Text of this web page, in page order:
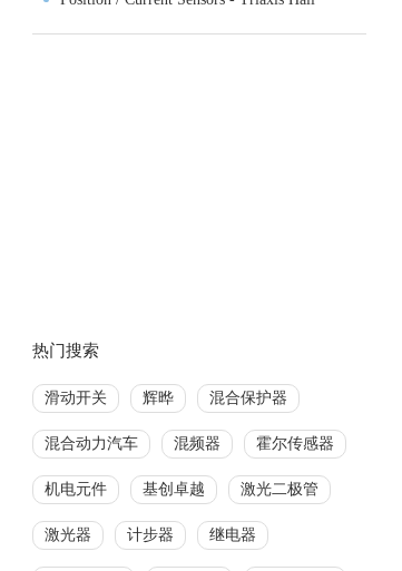
热门搜索
滑动开关 辉晔 混合保护器
混合动力汽车 混频器 霍尔传感器
机电元件 基创卓越 激光二极管
激光器 计步器 继电器